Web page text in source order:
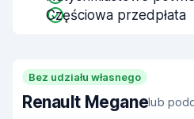
Częściowa przedpłata
Bez udziału własnego
Renault Meganelub